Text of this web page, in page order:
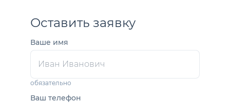
Оставить заявку
Ваше имя
обязательно
Ваш телефон